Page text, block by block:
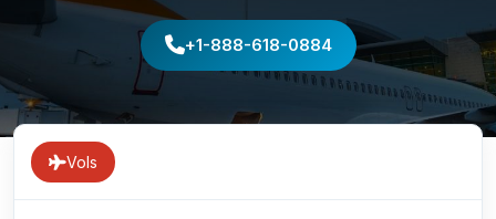
+1-888-618-0884
Vols